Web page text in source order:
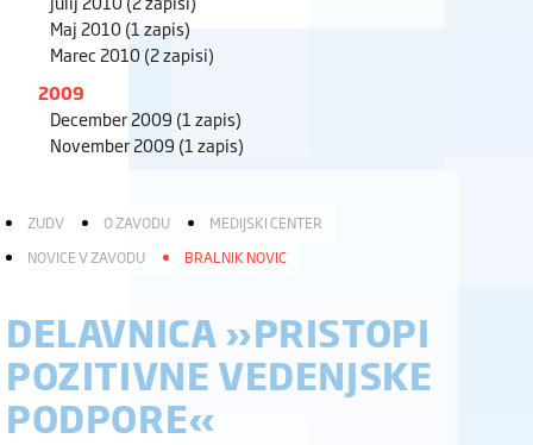
Maj 2010(1 zapis)
Marec 2010(2 zapisi)
2009
December 2009 (1 zapis)
November 2009 (1 zapis)
ZUDV O ZAVODU
MEDIJSKI CENTER
NOVICE V ZAVODU
BRALNIK NOVIC
DELAVNICA »PRISTOPI
POZITIVNE VEDENJSKE
PODPORE«